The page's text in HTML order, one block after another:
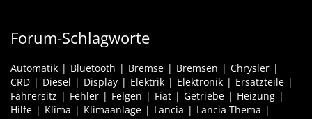
Forum-Schlagworte
Automatik Bluetooth Bremse Bremsen
Chrysler
CRD
Diesel Display Elektrik Elektronik
Ersatzteile
Fahrersitz
Fehler Felgen Fiat Getriebe
Heizung
Hilfe
Klima Klimaanlage Lancia
Lancia Thema